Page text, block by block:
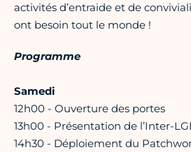
activités d’entraide et de
ont besoin tout le monde !
Programme
Samedi
12h00 - Ouverture des portes
13h00 - Présentation de l’Inter-
14h30 - Déploiement du